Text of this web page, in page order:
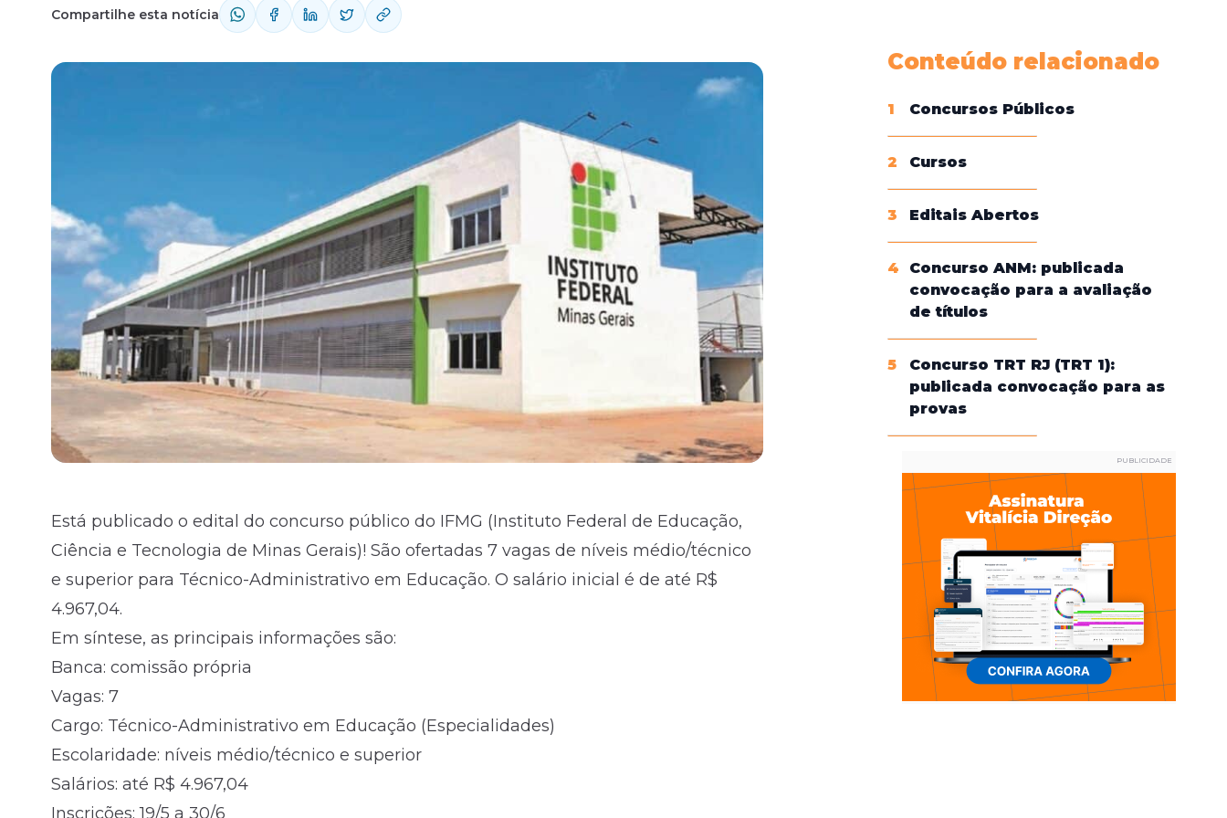
Compartilhe esta notícia
Está publicado o edital do concurso público do IFMG (Instituto Federal de Educação,
Ciência e Tecnologia de Minas Gerais)! São ofertadas 7 vagas de níveis médio/técnico
e superior para Técnico-Administrativo em Educação. O salário inicial é de até R$
4.967,04.
Em síntese, as principais informações são:
Banca: comissão própria
Vagas: 7
Cargo: Técnico-Administrativo em Educação (Especialidades)
Escolaridade: níveis médio/técnico e superior
Salários: até R$ 4.967,04
Inscrições: 19/5 a 30/6
Conteúdo relacionado
1 Concursos Públicos
2 Cursos
3 Editais Abertos
4
Concurso ANM: publicada
convocação para a avaliação
de títulos
5
Concurso TRT RJ (TRT 1):
publicada convocação para as
provas
PUBLICIDADE